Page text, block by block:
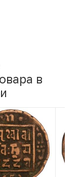
в